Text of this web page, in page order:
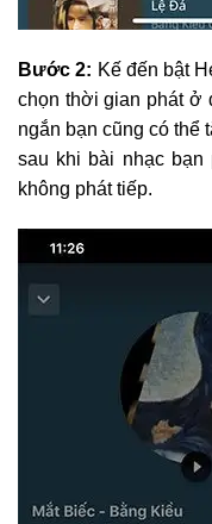
Bước 2: Kế đến bật
chọn thời gian phát ở
ngắn bạn cũng có thể
sau khi bài nhạc bạn
không phát tiếp.